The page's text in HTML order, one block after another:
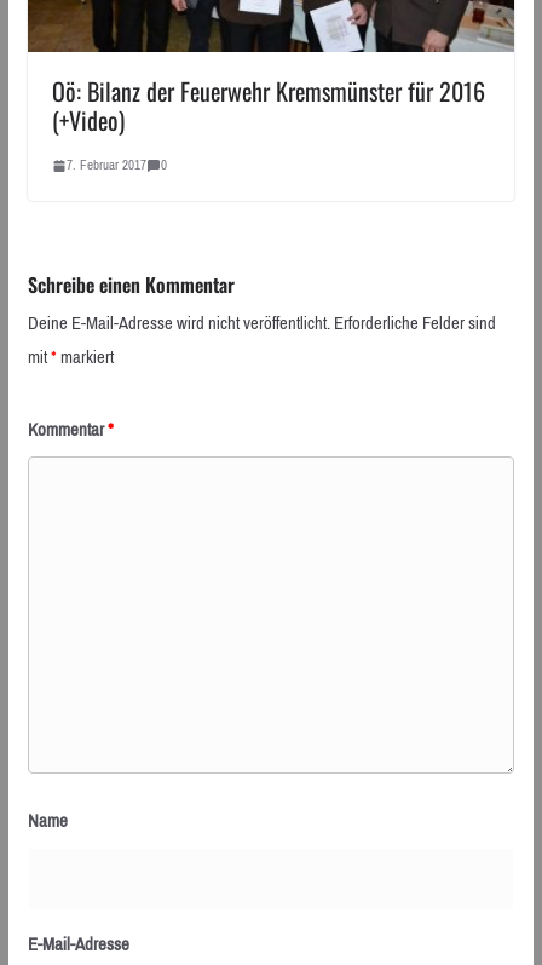
Oö: Bilanz der Feuerwehr Kremsmünster für 2016
(+Video)
7. Februar 2017 0
Schreibe einen Kommentar
Deine E-Mail-Adresse wird nicht veröffentlicht.Erforderliche Felder sind
mit*markiert
Kommentar*
Name
E-Mail-Adresse